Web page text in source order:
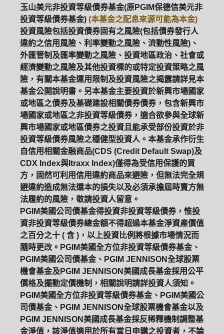
玉山美元非投資等級債券基金(原PGIM保德信美元非
投資等級債券基金) (本基金之配息來源可能為本金)
投資風險包括投資債券固有之風險(包括債券發行人
違約之信用風險、利率變動之風險、流動性風險)、
外匯管制及匯率變動之風險、投資地區政治、社會或
經濟變動之風險及其他投資標的或特定投資策略之風
險，有關本基金運用限制及投資風險之揭露請詳見本
基金公開說明書。另本基金主要投資於新興市場國家
或地區之債券及基礎建設相關債券債券，包含新興市
場國家或地區之非投資等級債券，適合欲參與全球新
興市場國家或地區債券之投資且能承受部份投資於非
投資等級債券風險之穩健型投資人。本基金承作衍生
自信用相關金融商品(CDS (Credit Default Swap)及
CDX Index與Itraxx Index)僅得為受信用保護的買
方，固然可利用信用違約商品來避險，但無法完全規
避違約造成無法還本的損失以及必須承擔屆時賣方無
法履約的風險，敬請投資人留意。
PGIM美國公司債基金得投資非投資等級債券，惟投
資非投資等級債券總金額不得超過本基金淨資產價值
之百分之十 ( 含 )，以上投資比例將根據市場情況而
隨時更改。PGIM美國全方位非投資等級債券基金、
PGIM美國公司債基金、PGIM JENNISON全球股票
機會基金及PGIM JENNISON美國成長基金採用公平
價格及擺動定價機制，相關說明請詳投資人須知。
PGIM美國全方位非投資等級債券基金、PGIM美國公
司債基金、PGIM JENNISON全球股票機會基金以及
PGIM JENNISON美國成長基金採反稀釋機制調整基
金淨值，該淨值適用於所有當日申購之投資者，不論